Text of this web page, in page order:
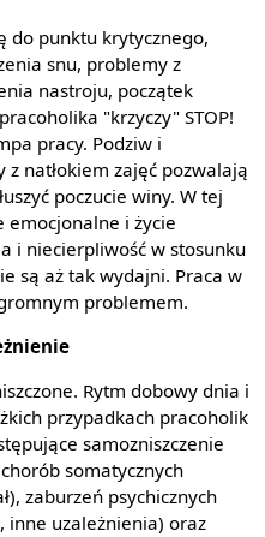
do punktu krytycznego,
snu, problemy z
nastroju, początek
"krzyczy" STOP!
pracy. Podziw i
z natłokiem zajęć pozwalają
poczucie winy. W tej
emocjonalne i życie
i niecierpliwość w stosunku
są aż tak wydajni. Praca w
problemem.
Rytm dobowy dnia i
przypadkach pracoholik
samozniszczenie
somatycznych
zaburzeń psychicznych
inne uzależnienia) oraz